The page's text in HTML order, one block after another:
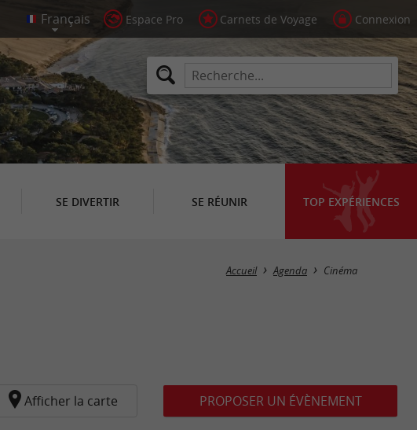
Espace Pro Carnets de Voyage Connexion
SE DIVERTIR SE RÉUNIR TOP EXPÉRIENCES
Masquer la carte
Accueil Agenda Cinéma
Afficher la carte PROPOSER UN ÉVÈNEMENT